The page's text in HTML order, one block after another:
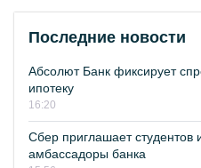
Последние новости
Абсолют Банк фиксирует
ипотеку
16:20
Сбер приглашает студентов
амбассадоры банка